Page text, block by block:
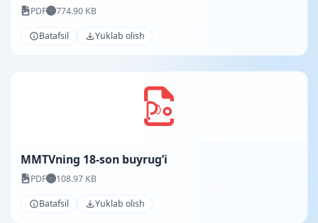
PDF 774.90 KB
Batafsil Yuklab olish
MMTVning 18-son buyrug’i
PDF 108.97 KB
Batafsil Yuklab olish